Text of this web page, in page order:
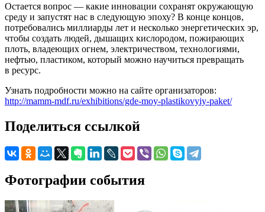
Остается вопрос — какие инновации сохранят окружающую
среду и запустят нас в следующую эпоху? В конце концов,
потребовались миллиарды лет и несколько энергетических эр,
чтобы создать людей, дышащих кислородом, пожирающих
плоть, владеющих огнем, электричеством, технологиями,
нефтью, пластиком, который можно научиться превращать
в ресурс.
Узнать подробности можно на сайте организаторов:
http://mamm-mdf.ru/exhibitions/gde-moy-plastikovyiy-paket/
Поделиться ссылкой
Фотографии события